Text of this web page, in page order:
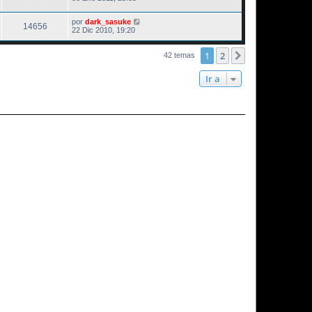
14656 por dark_sasuke
22 Dic 2010, 19:20
42 temas 1 2
Ir a